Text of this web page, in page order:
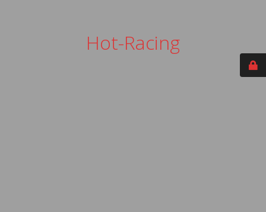
Hot-Racing